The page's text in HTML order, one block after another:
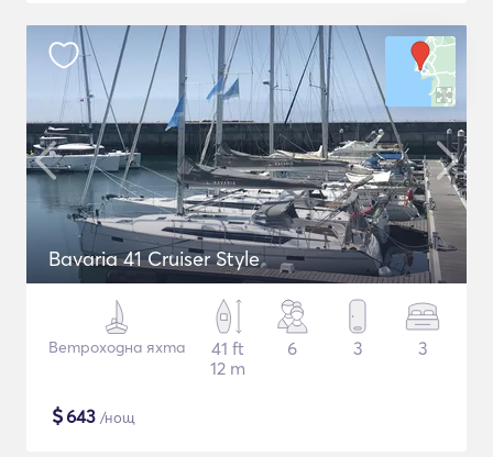
Bavaria 41 Cruiser Style
Ветроходна яхта
41 ft
12 m
6 3 3
$643 /нощ